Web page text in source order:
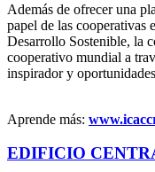
Además de ofrecer una
papel de las cooperativas
Desarrollo Sostenible, la
cooperativo mundial a
inspirador y
Aprende más:
EDIFICIO